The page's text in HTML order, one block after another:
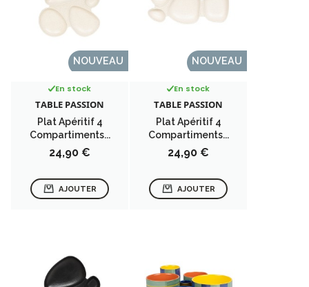
En stock
TABLE PASSION
Plat Apéritif 4
Compartiments...
Prix
24,90 €
AJOUTER
NOUVEAU
En stock
TABLE PASSION
Plat Apéritif 4
Compartiments...
Prix
24,90 €
AJOUTER
NOUVEAU